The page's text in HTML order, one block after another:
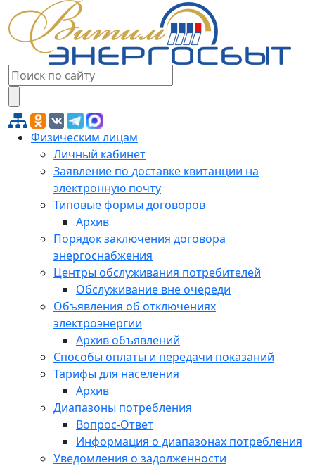
Физическим лицам
Личный кабинет
Заявление по доставке квитанции на
электронную почту
Типовые формы договоров
Архив
Порядок заключения договора
энергоснабжения
Центры обслуживания потребителей
Обслуживание вне очереди
Объявления об отключениях
электроэнергии
Архив объявлений
Способы оплаты и передачи показаний
Тарифы для населения
Архив
Диапазоны потребления
Вопрос-Ответ
Информация о диапазонах потребления
Уведомления о задолженности